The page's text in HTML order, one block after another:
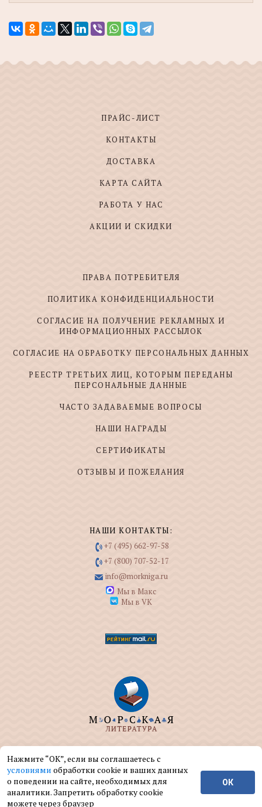
ПРАЙС-ЛИСТ
КОНТАКТЫ
ДОСТАВКА
КАРТА САЙТА
РАБОТА У НАС
АКЦИИ И СКИДКИ
ПРАВА ПОТРЕБИТЕЛЯ
ПОЛИТИКА КОНФИДЕНЦИАЛЬНОСТИ
СОГЛАСИЕ НА ПОЛУЧЕНИЕ РЕКЛАМНЫХ И
ИНФОРМАЦИОННЫХ РАССЫЛОК
СОГЛАСИЕ НА ОБРАБОТКУ ПЕРСОНАЛЬНЫХ ДАННЫХ
РЕЕСТР ТРЕТЬИХ ЛИЦ, КОТОРЫМ ПЕРЕДАНЫ
ПЕРСОНАЛЬНЫЕ ДАННЫЕ
ЧАСТО ЗАДАВАЕМЫЕ ВОПРОСЫ
НАШИ НАГРАДЫ
СЕРТИФИКАТЫ
ОТЗЫВЫ И ПОЖЕЛАНИЯ
НАШИ КОНТАКТЫ:
+7 (495) 662-97-58
+7 (800) 707-52-17
info@morkniga.ru
Мы в Макс
Мы в VK
ООО "МОРКНИГА" занимается изданием и
реализацией книг на морскую тематику.
© ООО "МОРКНИГА", 2004 — 2026 г.
Нажмите “ОК”, если вы соглашаетесь с
условиями обработки cookie и ваших данных
о поведении на сайте, необходимых для
аналитики. Запретить обработку cookie
можете через браузер
ОК